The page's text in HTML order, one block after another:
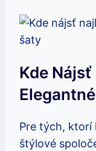
Kde
Pre tých, ktorí
štýlové